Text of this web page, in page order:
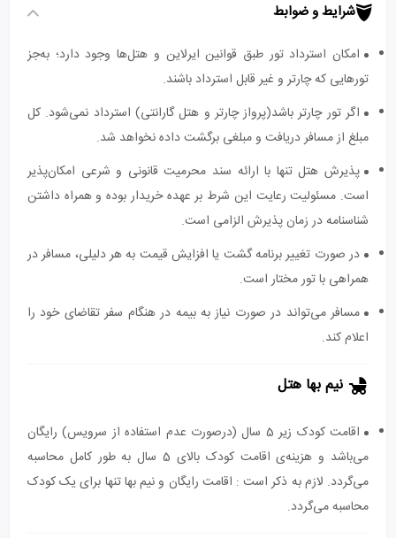
شرایط و ضوابط
امکان استرداد تور طبق قوانین ایرلاین و هتل‌ها وجود دارد؛ به‌جز
تورهایی که چارتر و غیر قابل استرداد باشند.
اگر تور چارتر باشد(پرواز چارتر و هتل گارانتی) استرداد نمی‌شود. کل
مبلغ از مسافر دریافت و مبلغی برگشت داده نخواهد شد.
پذیرش هتل تنها با ارائه سند محرمیت قانونی و شرعی امکان‌پذیر
است. مسئولیت رعایت این شرط بر عهده خریدار بوده و همراه داشتن
شناسنامه در زمان پذیرش الزامی است.
در صورت تغییر برنامه گشت یا افزایش قیمت به هر دلیلی، مسافر در
همراهی با تور مختار است.
مسافر می‌تواند در صورت نیاز به بیمه در هنگام سفر تقاضای خود را
اعلام کند.
نیم بها هتل
اقامت کودک زیر 5 سال (درصورت عدم استفاده از سرویس) رایگان
می‌باشد و هزینه‌ی اقامت کودک بالای 5 سال به طور کامل محاسبه
می‌گردد. لازم به ذکر است : اقامت رایگان و نیم بها تنها برای یک کودک
محاسبه می‌گردد.